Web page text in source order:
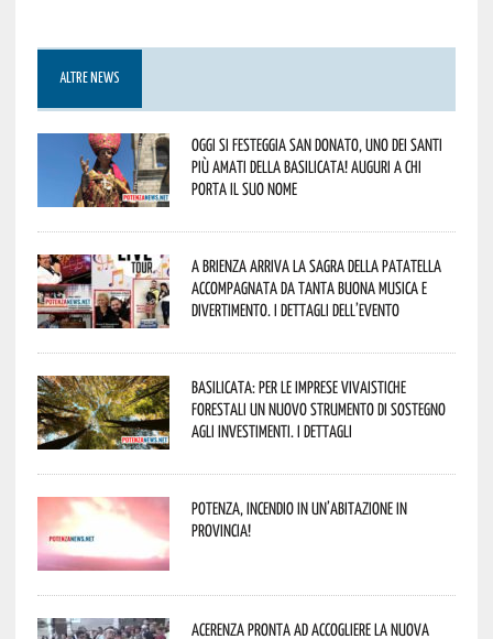
ALTRE NEWS
Oggi si festeggia San Donato, uno dei Santi
più amati della Basilicata! Auguri a chi
porta il suo nome
A Brienza arriva la Sagra della Patatella
accompagnata da tanta buona musica e
divertimento. I dettagli dell’evento
Basilicata: per le imprese vivaistiche
forestali un nuovo strumento di sostegno
agli investimenti. I dettagli
Potenza, incendio in un’abitazione in
provincia!
Acerenza pronta ad accogliere la nuova